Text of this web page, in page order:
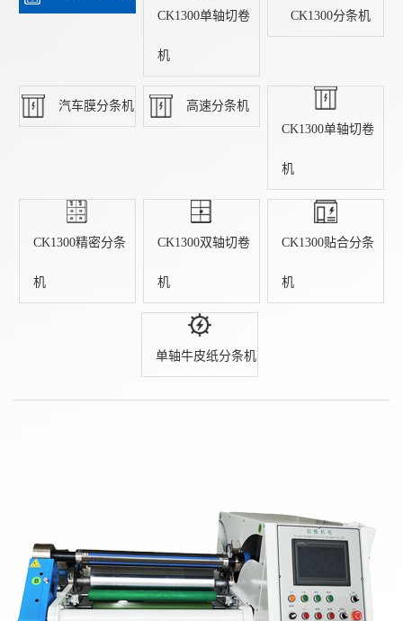
CK1300单轴切卷
机
CK1300分条机
汽车膜分条机
高速分条机
CK1300单轴切卷
机
CK1300精密分条
机
CK1300双轴切卷
机
CK1300贴合分条
机
单轴牛皮纸分条机